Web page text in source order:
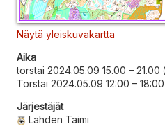
Näytä yleiskuvakartta
Aika
torstai 2024.05.09 15.00 – 21.00
Torstai 2024.05.09 12:00 – 18:00
Järjestäjät
Lahden Taimi